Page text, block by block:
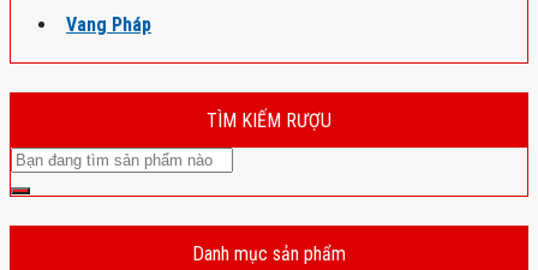
Vang Pháp
TÌM KIẾM RƯỢU
Danh mục sản phẩm